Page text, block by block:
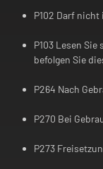
P102 Darf
P103 Lesen
befolgen Sie
P264 Nach
P270 Bei
P273